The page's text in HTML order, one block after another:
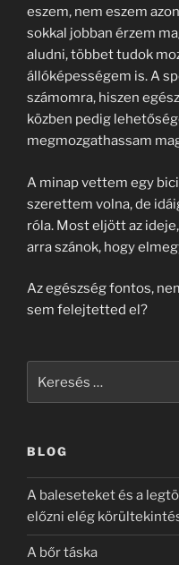
eszem, nem eszem
sokkal jobban érzem
aludni, többet tudok
állóképességem is. A
számomra, hiszen
közben pedig
megmozgathassam
A minap vettem egy
szerettem volna, de
róla. Most eljött az
arra szánok, hogy
Az egészség fontos,
sem felejtetted el?
BLOG
A baleseteket és a
előzni elég
A bőr táska